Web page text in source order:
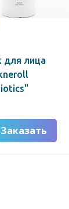
для лица
Заказать